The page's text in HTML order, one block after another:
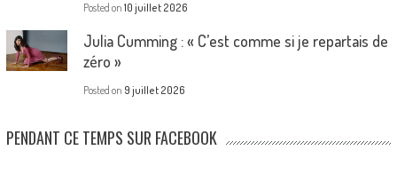
Posted on 10 juillet 2026
Julia Cumming : « C’est comme si je repartais de
zéro »
Posted on 9 juillet 2026
PENDANT CE TEMPS SUR FACEBOOK